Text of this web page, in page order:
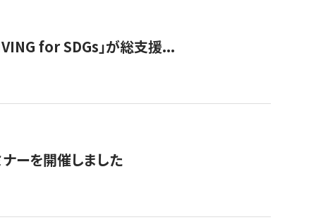
for SDGs」が総支援...
ーを開催しました